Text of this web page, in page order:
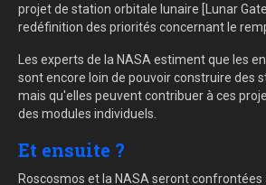
projet de station orbitale lunaire [Lunar
redéfinition des priorités concernant le
Les experts de la NASA estiment que les
sont encore loin de pouvoir construire des
mais qu'elles peuvent contribuer à ces
des modules individuels.
Et ensuite ?
Roscosmos et la NASA seront confrontées